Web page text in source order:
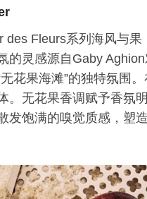
des Fleurs系列海风与
灵感源自Gaby
花果海滩”的独特氛围
。无花果香调赋予香氛
发饱满的嗅觉质感，塑